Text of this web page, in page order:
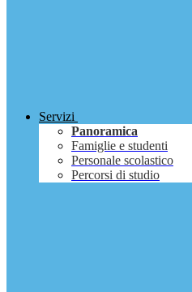
Servizi
Panoramica
Famiglie e studenti
Personale scolastico
Percorsi di studio